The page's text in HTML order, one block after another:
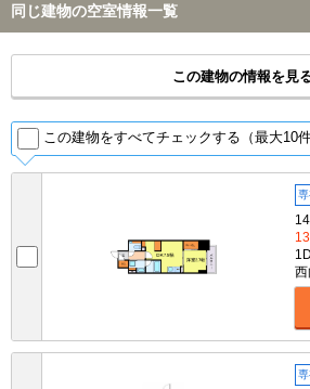
同じ建物の空室情報一覧
この建物の情報を見
この建物をすべてチェックする（最大10件
西